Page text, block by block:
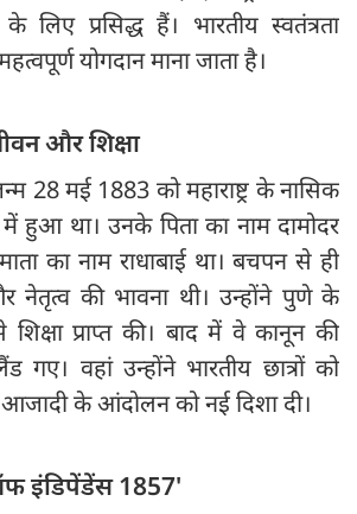
के लिए प्रसिद्ध हैं। भारतीय स्वतंत्रता
योगदान माना जाता है।
और शिक्षा
28 मई 1883 को महाराष्ट्र के नासिक
हुआ था। उनके पिता का नाम दामोदर
का नाम राधाबाई था। बचपन से ही
की भावना थी। उन्होंने पुणे के
प्राप्त की। बाद में वे कानून की
गए। वहां उन्होंने भारतीय छात्रों को
के आंदोलन को नई दिशा दी।
इंडिपेंडेंस 1857'